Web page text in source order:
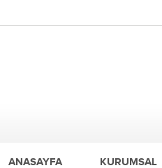
ANASAYFA KURUMSAL